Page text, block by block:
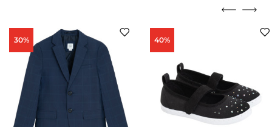
30% 40%